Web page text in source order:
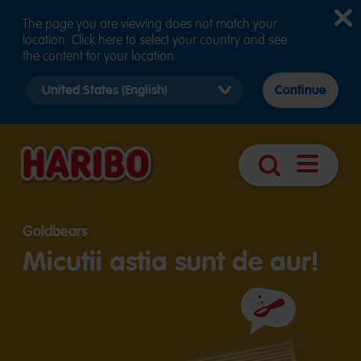
Căutare
Goldbears
Micutii astia sunt de aur!
Ingrediente
The page you are viewing does not match your
location. Click here to select your country and see
the content for your location.
country
Continue